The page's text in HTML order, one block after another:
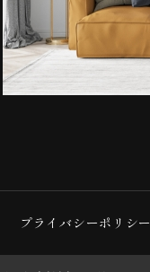
プライバシーポリシー